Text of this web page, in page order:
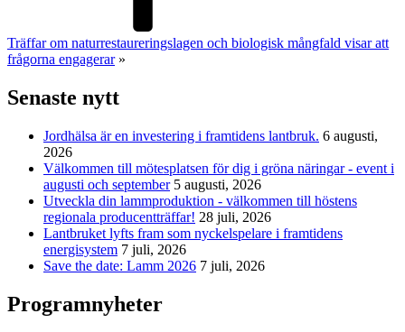
Träffar om naturrestaureringslagen och biologisk mångfald visar att
frågorna engagerar»
Senaste nytt
Jordhälsa är en investering i framtidens lantbruk. 6 augusti,
2026
Välkommen till mötesplatsen för dig i gröna näringar - event i
augusti och september 5 augusti, 2026
Utveckla din lammproduktion - välkommen till höstens
regionala producentträffar! 28 juli, 2026
Lantbruket lyfts fram som nyckelspelare i framtidens
energisystem 7 juli, 2026
Save the date: Lamm 2026 7 juli, 2026
Programnyheter